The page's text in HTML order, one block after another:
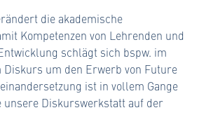
die akademische
Kompetenzen von Lehrenden und
schlägt sich bspw. im
Diskurs um den Erwerb von Future
ist in vollem Gange
unsere Diskurswerkstatt auf der